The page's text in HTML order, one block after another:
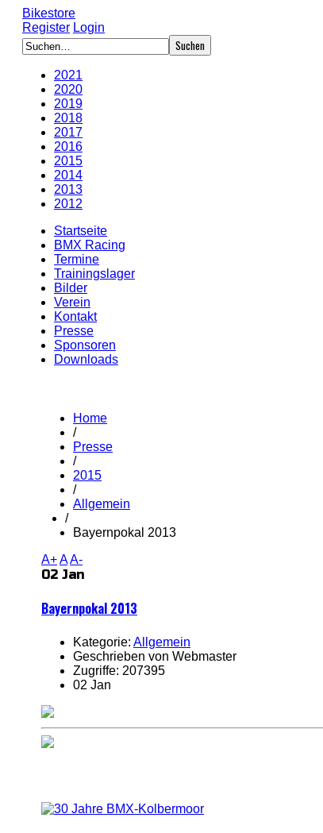
Bikestore
Register Login
2021
2020
2019
2018
2017
2016
2015
2014
2013
2012
Startseite
BMX Racing
Termine
Trainingslager
Bilder
Verein
Kontakt
Presse
Sponsoren
Downloads
Home
/
Presse
/
2015
/
Allgemein
/
Bayernpokal 2013
A+AA-
02 Jan
Bayernpokal 2013
Kategorie: Allgemein
Geschrieben von Webmaster
Zugriffe: 207395
02 Jan